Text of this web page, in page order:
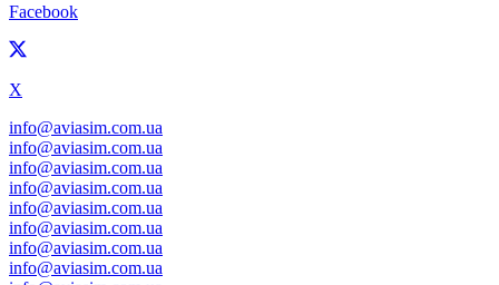
Facebook
X
info@aviasim.com.ua
info@aviasim.com.ua
info@aviasim.com.ua
info@aviasim.com.ua
info@aviasim.com.ua
info@aviasim.com.ua
info@aviasim.com.ua
info@aviasim.com.ua